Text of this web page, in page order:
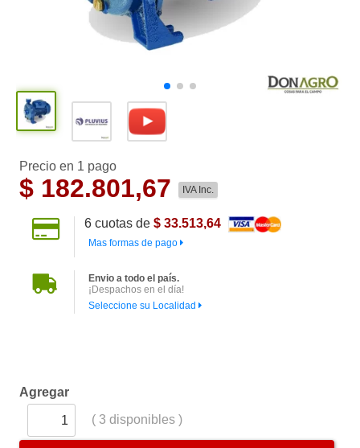
Precio en 1 pago
$ 182.801,67 IVA Inc.
6cuotas de $ 33.513,64
Mas formas de pago
Envio a todo el país.
¡Despachos en el día!
Seleccione su Localidad
Agregar
(3disponibles )